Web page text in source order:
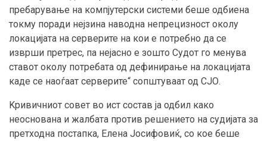
пребарување на компјутерски системи беше одбиена
токму поради нејзина наводна непрецизност околу
локацијата на серверите на кои е потребно да се
изврши претрес, па нејасно е зошто Судот го менува
ставот околу потребата од дефинирање на локацијата
каде се наоѓаат серверите“ сопштуваат од СЈО.
Kривичниот совет во ист состав ја одбил како
неоснована и жалбата против решението на судијата за
претходна постапка, Елена Јосифовиќ, со кое беше